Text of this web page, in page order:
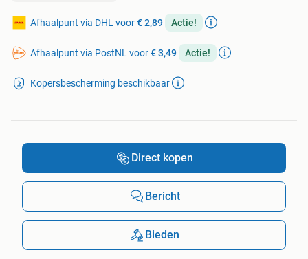
Afhaalpunt via DHL voor€ 2,89 Actie!
Afhaalpunt via PostNL voor€ 3,49 Actie!
Kopersbescherming beschikbaar
Direct kopen
Bericht
Bieden